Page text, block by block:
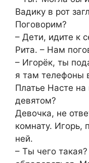
Вадику в рот
Поговорим?
– Дети, идите к
Рита. – Нам
– Игорёк, ты
я там телефоны
Платье Насте
девятом?
Девочка, не
комнату. Игорь,
ней.
– Ты чего